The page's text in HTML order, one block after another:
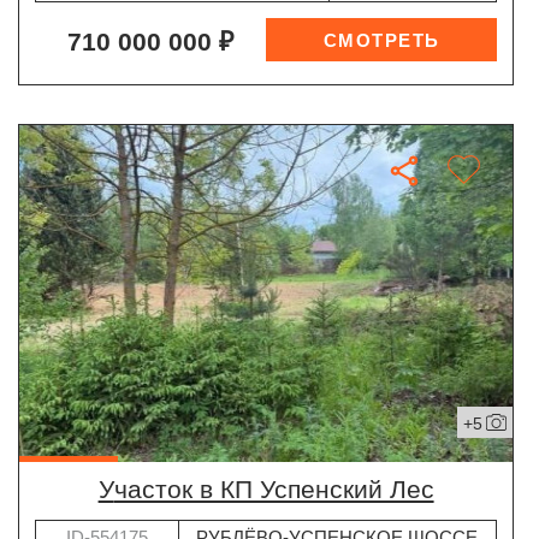
710 000 000 ₽
+5
участок в КП Успенский Лес